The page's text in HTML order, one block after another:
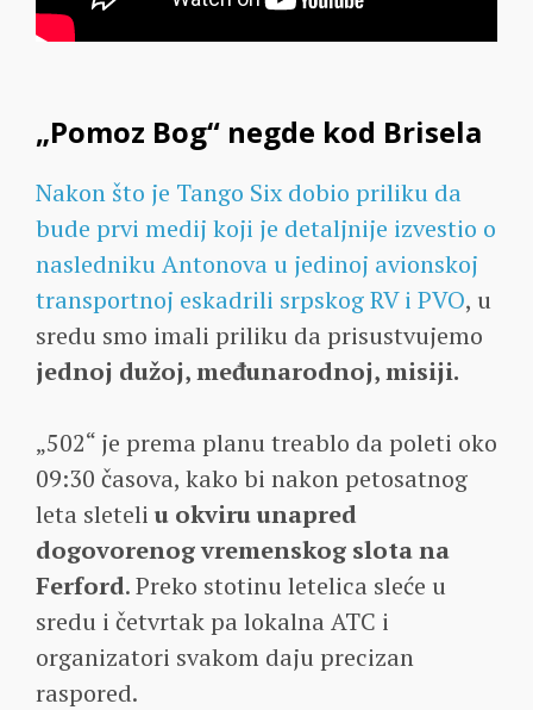
„Pomoz Bog“ negde kod Brisela
Nakon što je Tango Six dobio priliku da
bude prvi medij koji je detaljnije izvestio o
nasledniku Antonova u jedinoj avionskoj
transportnoj eskadrili srpskog RV i PVO, u
sredu smo imali priliku da prisustvujemo
jednoj dužoj, međunarodnoj, misiji.
„502“ je prema planu treablo da poleti oko
09:30 časova, kako bi nakon petosatnog
leta sleteli u okviru unapred
dogovorenog vremenskog slota na
Ferford. Preko stotinu letelica sleće u
sredu i četvrtak pa lokalna ATC i
organizatori svakom daju precizan
raspored.